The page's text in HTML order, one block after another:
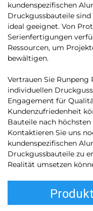
kundenspezifischen
Druckgussbauteile
ideal geeignet. Von
Serienfertigungen
Ressourcen, um
bewältigen.
Vertrauen Sie
individuellen
Engagement für
Kundenzufriedenheit
Bauteile nach
Kontaktieren Sie uns
kundenspezifischen
Druckgussbauteile zu
Realität umsetzen